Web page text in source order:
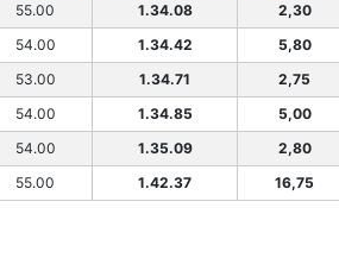
55.00 1.34.08 2,30
54.00 1.34.42 5,80
53.00 1.34.71 2,75
54.00 1.34.85 5,00
54.00 1.35.09 2,80
55.00 1.42.37 16,75